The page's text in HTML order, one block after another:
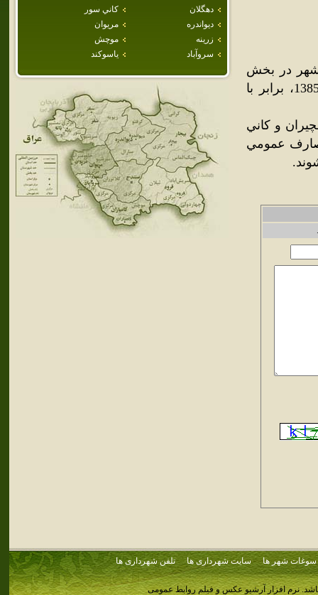
دهگلان
كاني سور
ديواندره
مريوان
زرينه
موچش
سروآباد
ياسوكند
شهر در بخش
ننور شهرستان بانه قرار گرفته است. جمعيت اين شهر در سال 1385، برابر با
و کاني
عمومي
سوغات شهر ها سایت شهرداری ها تلفن شهرداری ها
نرم افزار آرشیو عکس و فیلم روابط عمومی